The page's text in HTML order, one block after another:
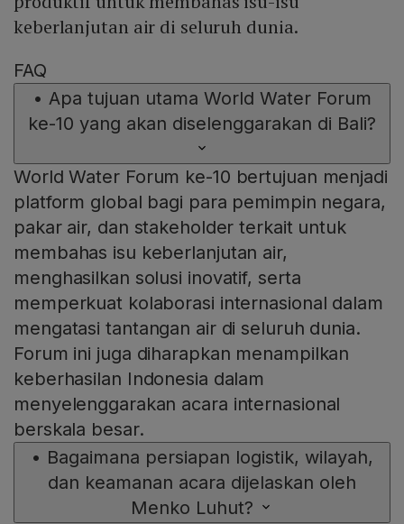
keberlanjutan air di seluruh dunia.
FAQ
• Apa tujuan utama World Water Forum
ke-10 yang akan diselenggarakan di Bali?
World Water Forum ke-10 bertujuan menjadi
platform global bagi para pemimpin negara,
pakar air, dan stakeholder terkait untuk
membahas isu keberlanjutan air,
menghasilkan solusi inovatif, serta
memperkuat kolaborasi internasional dalam
mengatasi tantangan air di seluruh dunia.
Forum ini juga diharapkan menampilkan
keberhasilan Indonesia dalam
menyelenggarakan acara internasional
berskala besar.
• Bagaimana persiapan logistik, wilayah,
dan keamanan acara dijelaskan oleh
Menko Luhut?